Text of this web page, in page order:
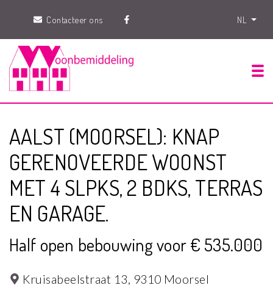
Contacteer ons NL
AALST (MOORSEL): KNAP
GERENOVEERDE WOONST
MET 4 SLPKS, 2 BDKS, TERRAS
EN GARAGE.
Half open bebouwing voor € 535.000
Kruisabeelstraat 13, 9310 Moorsel